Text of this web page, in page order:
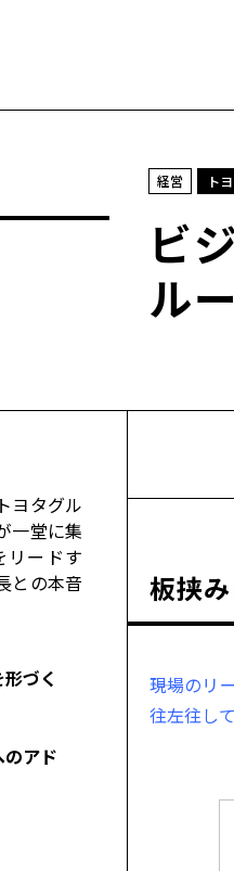
株主総会
ス
ローバル
経営 ト
ビ
ル
ヨタグル
一堂に集
リードす
との本音
づく
アド
板挟
――現場の
往左往し